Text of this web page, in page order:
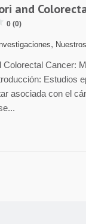
and
0 (0)
Investigaciones,
Cancer:
Estudios
asociada con el